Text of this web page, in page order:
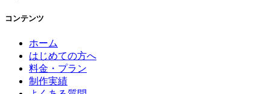
コンテンツ
ホーム
はじめての方へ
料金・プラン
制作実績